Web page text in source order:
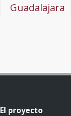
Guadalajara
El proyecto